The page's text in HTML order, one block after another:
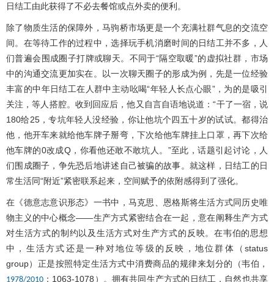
日结工由此获得了不必去餐馆或点外卖的便利。
除了物质生活的保障外，马驹桥市场更是一个充满社群气息的交流空
间。在等待工作的过程中，选择玩手机消磨时间的日结工并不多，人
们普遍会围成圈子打牌或聊天。不同于“隔空取暖”的虚拟社群，市场
中的沟通交流更加实在。以一次聊天圈子的形成为例，先是一位经验
丰富的中年日结工在人群中主动吆喝“年轻人长点心眼”，为的是吸引
关注，等人搭腔。收到回应后，他又自言自语地说道：“干了一宿，说
180给25，专坑年轻人没经验，你让他坑个四五十岁的试试。都得治
他，他开车来就给他车牌子掰弯，下次给他车牌挂上口罩，再下次给
他车牌的0改成Q，你看他还敢不敢坑人。”至此，话题引起讨论，人
们围成圈子，争先恐后地讲述自己被骗的故事。就这样，日结工的日
常生活同“附近”紧密联系起来，空间赋予的依附感得到了强化。
在《德意志意识形态》一书中，马克思、恩格斯将生活方式同历史唯
物主义的中心概念——生产方式紧密结合在一起，意在阐释生产方式
对生活方式的制约以及生活方式对生产方式的反映。在韦伯的思想
中，生活方式还是一种对地位等级的反映，地位群体（status
group）正是按照特定生活方式中消费商品的规律来划分的（韦伯，
1978/2010 ：1063-1078）。拥有共同生产方式的日结工，自然也共享